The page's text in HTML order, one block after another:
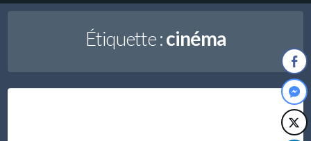
Étiquette :cinéma